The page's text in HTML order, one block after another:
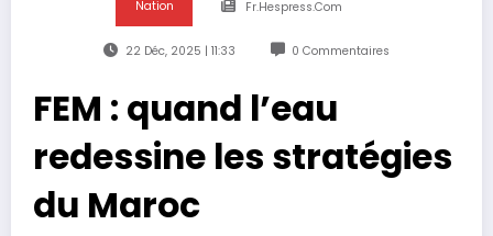
Nation Fr.hespress.com
22 Déc, 2025 | 11:33 0 Commentaires
FEM : quand l’eau
redessine les stratégies
du Maroc